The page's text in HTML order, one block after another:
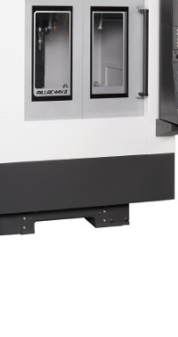
ミマキエンジニアリン
ダイヘン 交直両用TIG溶接機
ダイヘン デジタルパルスMAG/
2026.4.28 ホーコス 4軸マシ
森精機 立形マシ
森精機 立形マシ